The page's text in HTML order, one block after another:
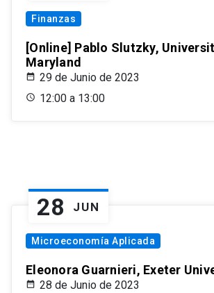
Finanzas
[Online] Pablo Slutzky,
Maryland
29 de Junio de 2023
12:00 a 13:00
28 JUN
Microeconomía Aplicada
Eleonora Guarnieri, Exeter
28 de Junio de 2023